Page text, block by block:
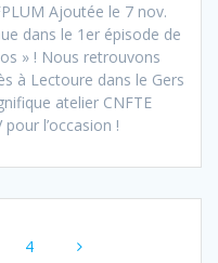
Ajoutée le 7 nov.
dans le 1er épisode de
» ! Nous retrouvons
à Lectoure dans le Gers
atelier CNFTE
l’occasion !
Page
4